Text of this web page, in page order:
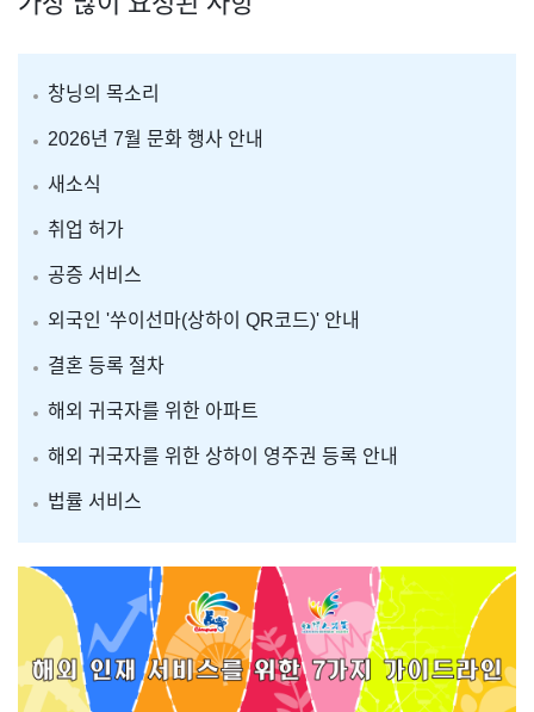
창닝의 목소리
2026년 7월 문화 행사 안내
새소식
취업 허가
공증 서비스
외국인 '쑤이선마(상하이 QR코드)' 안내
결혼 등록 절차
해외 귀국자를 위한 아파트
해외 귀국자를 위한 상하이 영주권 등록 안내
법률 서비스